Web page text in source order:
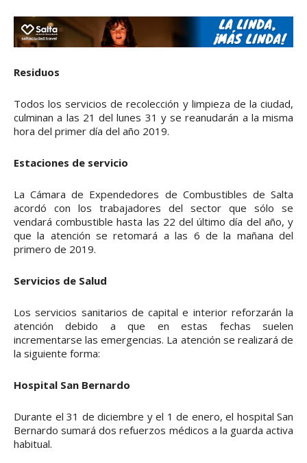
Residuos
Todos los servicios de recolección y limpieza de la ciudad,
culminan a las 21 del lunes 31 y se reanudarán a la misma
hora del primer día del año 2019.
Estaciones de servicio
La Cámara de Expendedores de Combustibles de Salta
acordó con los trabajadores del sector que sólo se
vendará combustible hasta las 22 del último día del año, y
que la atención se retomará a las 6 de la mañana del
primero de 2019.
Servicios de Salud
Los servicios sanitarios de capital e interior reforzarán la
atención debido a que en estas fechas suelen
incrementarse las emergencias. La atención se realizará de
la siguiente forma:
Hospital San Bernardo
Durante el 31 de diciembre y el 1 de enero, el hospital San
Bernardo sumará dos refuerzos médicos a la guarda activa
habitual.